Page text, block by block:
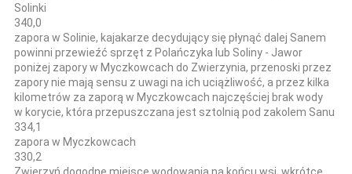
Solinki
340,0
zapora w Solinie, kajakarze decydujący się płynąć dalej Sanem
powinni przewieźć sprzęt z Polańczyka lub Soliny - Jawor
poniżej zapory w Myczkowcach do Zwierzynia, przenoski przez
zapory nie mają sensu z uwagi na ich uciążliwość, a przez kilka
kilometrów za zaporą w Myczkowcach najczęściej brak wody
w korycie, która przepuszczana jest sztolnią pod zakolem Sanu
334,1
zapora w Myczkowcach
330,2
Zwierzyń dogodne miejsce wodowania na końcu wsi, wkrótce